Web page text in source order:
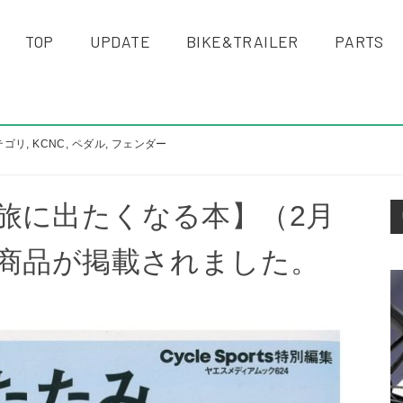
TOP UPDATE BIKE&TRAILER PARTS
リ , KCNC , ペダル, フェンダー
に出たくなる本】（2月
品が掲載されました。